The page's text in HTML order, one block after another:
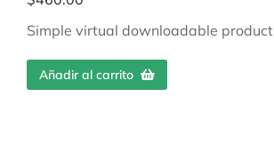
Simple virtual downloadable product
Añadir al carrito